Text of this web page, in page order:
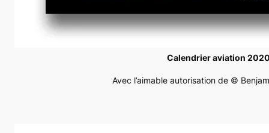
Calendrier aviation
Avec l’aimable autorisation de ©